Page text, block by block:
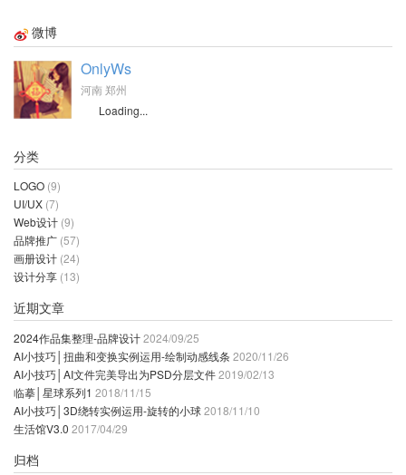
微博
OnlyWs
河南 郑州
Loading...
分类
LOGO (9)
UI/UX (7)
Web设计 (9)
品牌推广 (57)
画册设计 (24)
设计分享 (13)
近期文章
2024作品集整理-品牌设计2024/09/25
AI小技巧│扭曲和变换实例运用-绘制动感线条 2020/11/26
AI小技巧│AI文件完美导出为PSD分层文件2019/02/13
临摹│星球系列1 2018/11/15
AI小技巧│3D绕转实例运用-旋转的小球2018/11/10
生活馆V3.0 2017/04/29
归档